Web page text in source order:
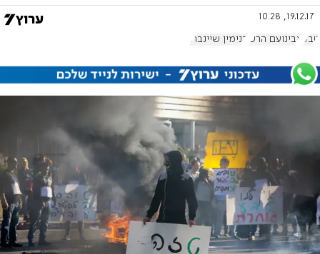
19.12.17, 10:28
טבע אבינועם הרש בנימין שיינברג